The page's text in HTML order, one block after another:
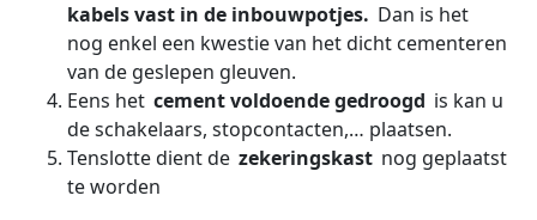
kabels vast in de inbouwpotjes. Dan is het
nog enkel een kwestie van het dicht cementeren
van de geslepen gleuven.
Eens het cement voldoende gedroogd is kan u
de schakelaars, stopcontacten,… plaatsen.
Tenslotte dient de zekeringskast nog geplaatst
te worden